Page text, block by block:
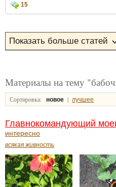
15
Материалы на тему
Сортировка: новое | лучшее
Главнокомандующий
интересно
всякая живность